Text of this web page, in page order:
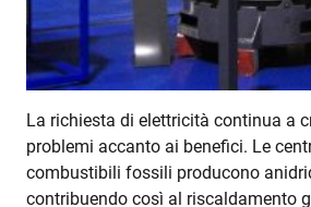
La richiesta di elettricità continua a
problemi accanto ai benefici. Le
combustibili fossili producono
contribuendo così al riscaldamento